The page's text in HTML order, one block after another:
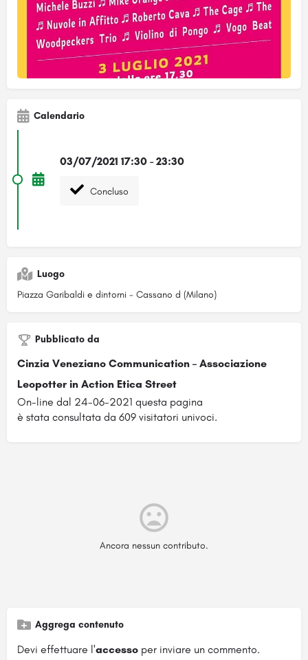
Calendario
03/07/2021 17:30 - 23:30
Concluso
Luogo
Piazza Garibaldi e dintorni - Cassano d (Milano)
Pubblicato da
Cinzia Veneziano Communication – Associazione
Leopotter in Action Etica Street
On-line dal 24-06-2021 questa pagina
è stata consultata da 609 visitatori univoci.
Ancora nessun contributo.
Aggrega contenuto
Devi effettuare l'accesso per inviare un commento.